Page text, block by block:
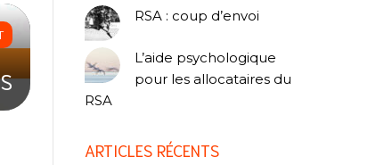
RSA : coup d’envoi
L’aide psychologique
pour les allocataires du
RSA
ARTICLES RÉCENTS